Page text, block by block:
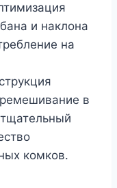
и наклона
на
в
комков.